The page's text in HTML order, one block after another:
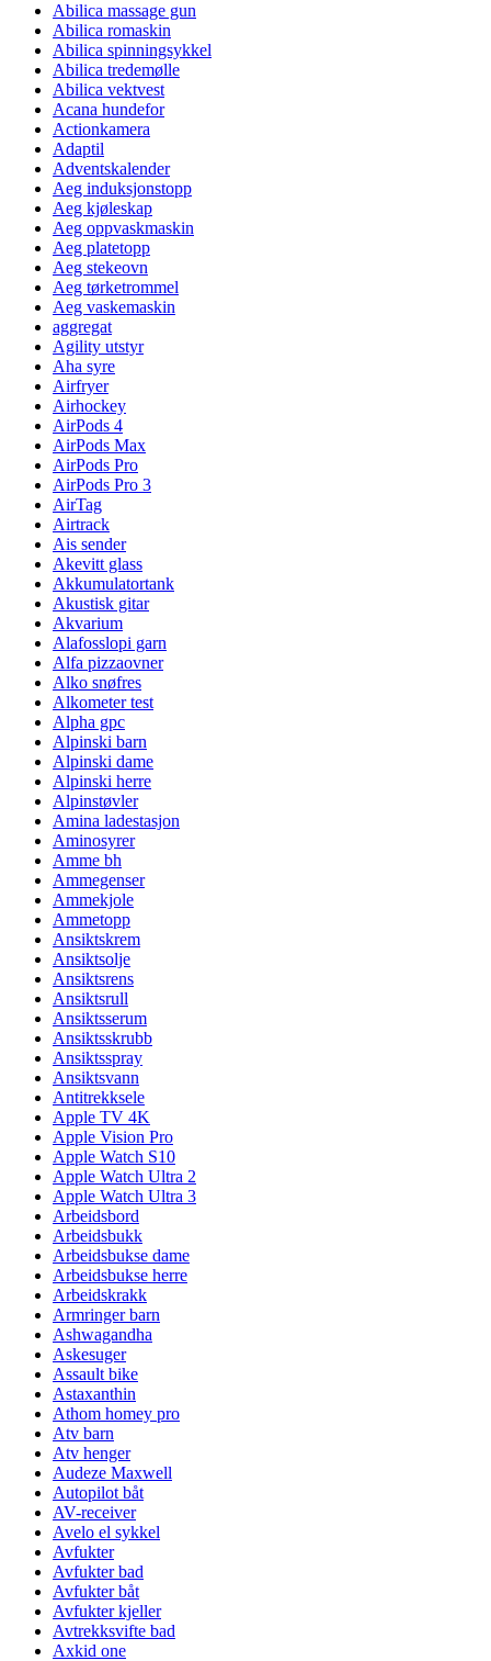
Abilica massage gun
Abilica romaskin
Abilica spinningsykkel
Abilica tredemølle
Abilica vektvest
Acana hundefor
Actionkamera
Adaptil
Adventskalender
Aeg induksjonstopp
Aeg kjøleskap
Aeg oppvaskmaskin
Aeg platetopp
Aeg stekeovn
Aeg tørketrommel
Aeg vaskemaskin
aggregat
Agility utstyr
Aha syre
Airfryer
Airhockey
AirPods 4
AirPods Max
AirPods Pro
AirPods Pro 3
AirTag
Airtrack
Ais sender
Akevitt glass
Akkumulatortank
Akustisk gitar
Akvarium
Alafosslopi garn
Alfa pizzaovner
Alko snøfres
Alkometer test
Alpha gpc
Alpinski barn
Alpinski dame
Alpinski herre
Alpinstøvler
Amina ladestasjon
Aminosyrer
Amme bh
Ammegenser
Ammekjole
Ammetopp
Ansiktskrem
Ansiktsolje
Ansiktsrens
Ansiktsrull
Ansiktsserum
Ansiktsskrubb
Ansiktsspray
Ansiktsvann
Antitrekksele
Apple TV 4K
Apple Vision Pro
Apple Watch S10
Apple Watch Ultra 2
Apple Watch Ultra 3
Arbeidsbord
Arbeidsbukk
Arbeidsbukse dame
Arbeidsbukse herre
Arbeidskrakk
Armringer barn
Ashwagandha
Askesuger
Assault bike
Astaxanthin
Athom homey pro
Atv barn
Atv henger
Audeze Maxwell
Autopilot båt
AV-receiver
Avelo el sykkel
Avfukter
Avfukter bad
Avfukter båt
Avfukter kjeller
Avtrekksvifte bad
Axkid one